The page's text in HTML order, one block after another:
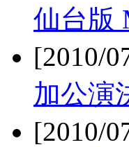
仙台版
[2010/
加公演
[2010/